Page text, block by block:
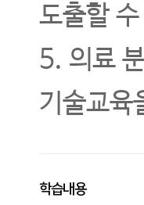
도출할
5. 의료
기술교육
학습내용